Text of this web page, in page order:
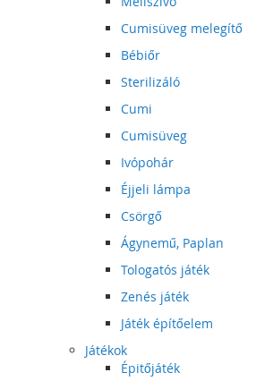
Cumisüveg melegítő
Bébiőr
Sterilizáló
Cumi
Cumisüveg
Ivópohár
Éjjeli lámpa
Csörgő
Ágynemű, Paplan
Tologatós játék
Zenés játék
Játék építőelem
Játékok
Épitőjáték